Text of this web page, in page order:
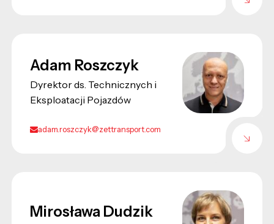
Adam Roszczyk
Dyrektor ds. Technicznych i
Eksploatacji Pojazdów
adam.roszczyk@zettransport.com
Mirosława Dudzik